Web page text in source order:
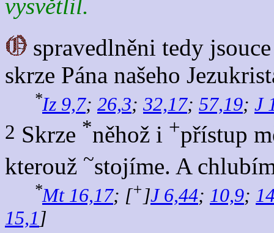
vysvětlil.
spravedlněni tedy
skrze Pána našeho
*Iz 9,7; 26,3; 32,17; 57,19; J
2 Skrze *něhož i +přístup
kterouž ~stojíme. A
*Mt 16,17; [+ ]J 6,44; 10,9;
15,1]